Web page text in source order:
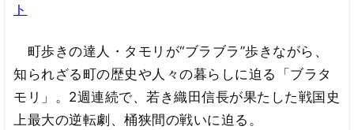
ト
町歩きの達人・タモリが“ブラブラ”歩きながら、
知られざる町の歴史や人々の暮らしに迫る「ブラタ
モリ」。2週連続で、若き織田信長が果たした戦国史
上最大の逆転劇、桶狭間の戦いに迫る。